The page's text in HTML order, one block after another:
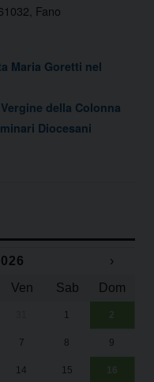
Fano
Maria Goretti nel
della Colonna
Diocesani
›
Ven Sab Dom
1 2
7 8 9
14 15 16